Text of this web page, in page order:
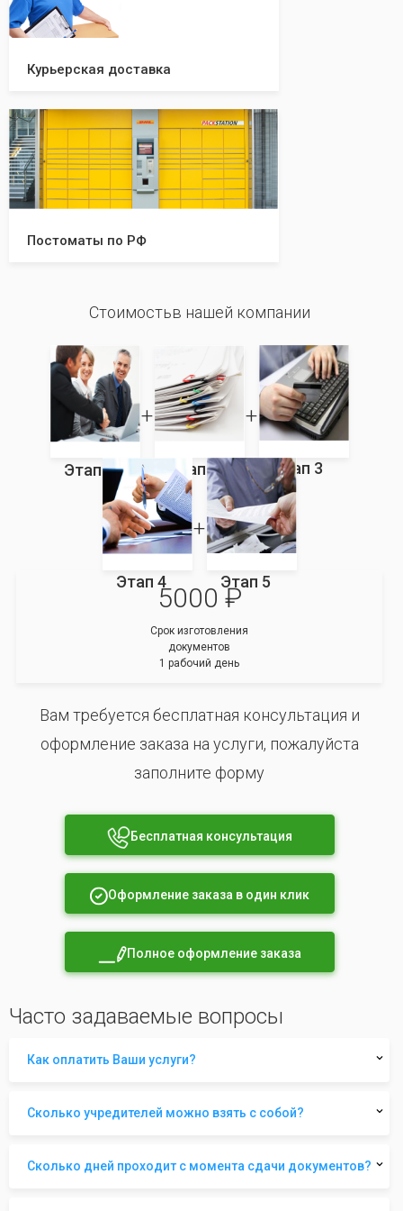
Курьерская доставка
Постоматы по РФ
Стоимостьв нашей компании
Этап 1 Этап 2 Этап 3
Этап 4 Этап 5
5000 ₽
Срок изготовления
документов
1 рабочий день
Вам требуется бесплатная консультация и
оформление заказа на услуги, пожалуйста
заполните форму
Бесплатная консультация
Оформление заказа в один клик
Полное оформление заказа
Часто задаваемые вопросы
Как оплатить Ваши услуги?
Сколько учредителей можно взять с собой?
Сколько дней проходит с момента сдачи документов?